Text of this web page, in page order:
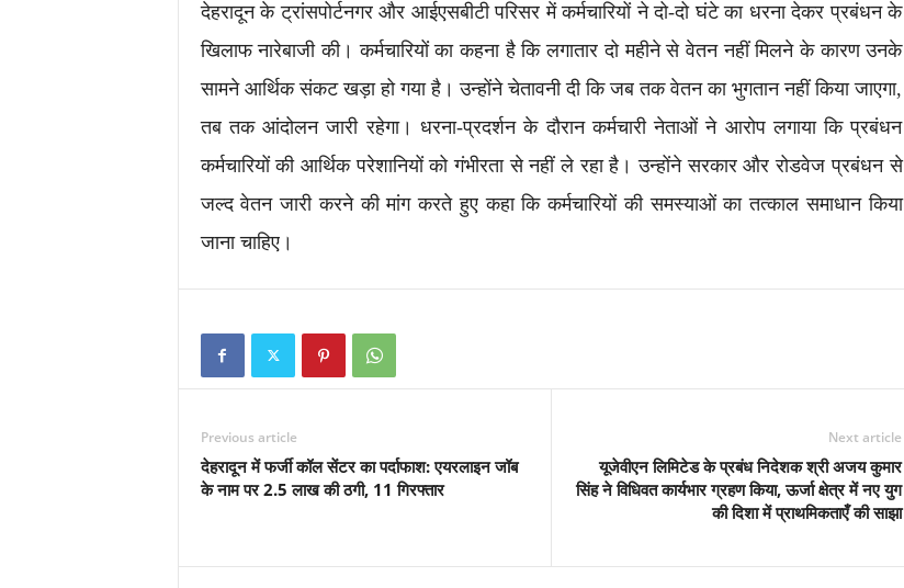
देहरादून के ट्रांसपोर्टनगर और आईएसबीटी परिसर में कर्मचारियों ने दो-दो घंटे का धरना देकर प्रबंधन के
खिलाफ नारेबाजी की। कर्मचारियों का कहना है कि लगातार दो महीने से वेतन नहीं मिलने के कारण उनके
सामने आर्थिक संकट खड़ा हो गया है। उन्होंने चेतावनी दी कि जब तक वेतन का भुगतान नहीं किया जाएगा,
तब तक आंदोलन जारी रहेगा। धरना-प्रदर्शन के दौरान कर्मचारी नेताओं ने आरोप लगाया कि प्रबंधन
कर्मचारियों की आर्थिक परेशानियों को गंभीरता से नहीं ले रहा है। उन्होंने सरकार और रोडवेज प्रबंधन से
जल्द वेतन जारी करने की मांग करते हुए कहा कि कर्मचारियों की समस्याओं का तत्काल समाधान किया
जाना चाहिए।
Previous article
देहरादून में फर्जी कॉल सेंटर का पर्दाफाश: एयरलाइन जॉब
के नाम पर 2.5 लाख की ठगी, 11 गिरफ्तार
Next article
यूजेवीएन लिमिटेड के प्रबंध निदेशक श्री अजय कुमार
सिंह ने विधिवत कार्यभार ग्रहण किया, ऊर्जा क्षेत्र में नए युग
की दिशा में प्राथमिकताएँ की साझा